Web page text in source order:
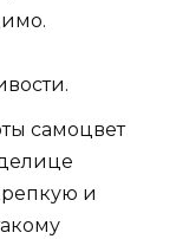
самоцвет
и